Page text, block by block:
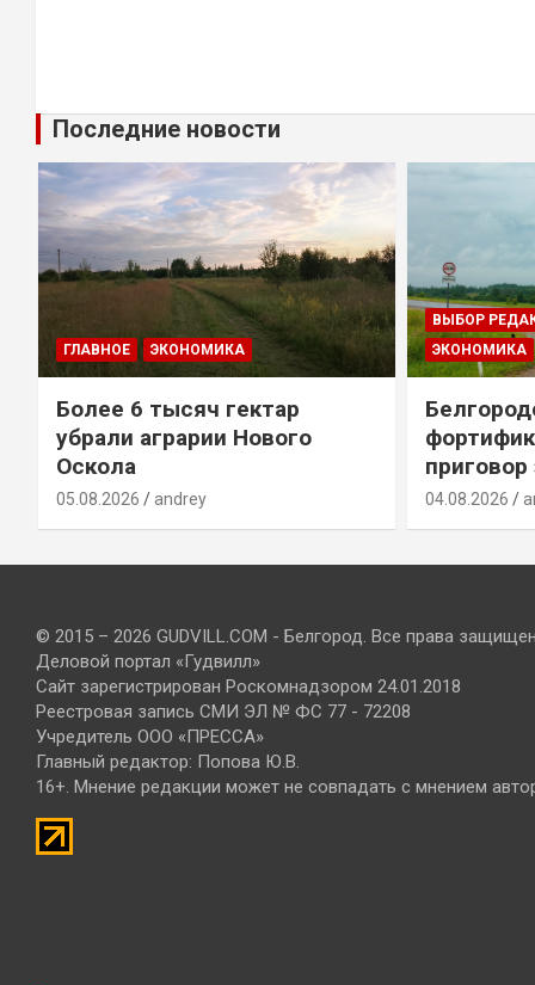
Последние новости
ГЛАВНОЕ ЭКОНОМИКА
Более 6 тысяч гектар
убрали аграрии Нового
Оскола
05.08.2026 andrey
ВЫБОР
ЭКОНОМИКА
04.08.2026
© 2015 – 2026 GUDVILL.COM - Белгород. Все права
Деловой портал «Гудвилл»
Сайт зарегистрирован Роскомнадзором 24.01.2018
Реестровая запись СМИ ЭЛ № ФС 77 - 72208
Учредитель ООО «ПРЕССА»
Главный редактор: Попова Ю.В.
16+. Мнение редакции может не совпадать с мнением